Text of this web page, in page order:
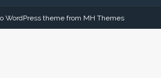
WordPress theme from MH Themes